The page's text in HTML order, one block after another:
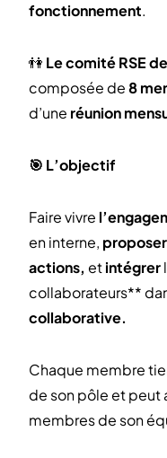
fonctionnement.
👫 Le comité RSE
composée de8
d’une réunion
🎯 L’objectif
Faire vivre
en interne,
actions, etintégrer
collaborateurs**
collaborative.
Chaque membre
de son pôle et peut
membres de son